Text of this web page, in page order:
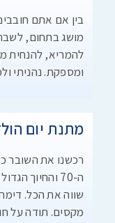
בין אם אתם
להמריא, להנחית
ומספקת. נהניתי
מתנת יום
רכשנו את השובר
ה-70 והחיוך
שווה את הכל.
מקסים. תודה על